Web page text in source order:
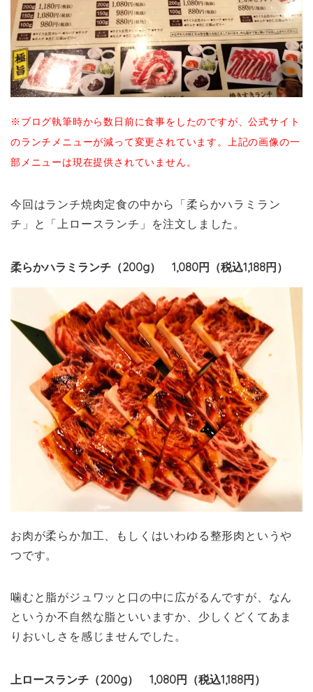
※ブログ執筆時から数日前に食事をしたのですが、公式サイト
のランチメニューが減って変更されています。上記の画像の一
部メニューは現在提供されていません。
今回はランチ焼肉定食の中から「柔らかハラミラン
チ」と「上ロースランチ」を注文しました。
柔らかハラミランチ（200g） 1,080円（税込1,188円）
お肉が柔らか加工、もしくはいわゆる整形肉というや
つです。
噛むと脂がジュワッと口の中に広がるんですが、なん
というか不自然な脂といいますか、少しくどくてあま
りおいしさを感じませんでした。
上ロースランチ（200g） 1,080円（税込1,188円）